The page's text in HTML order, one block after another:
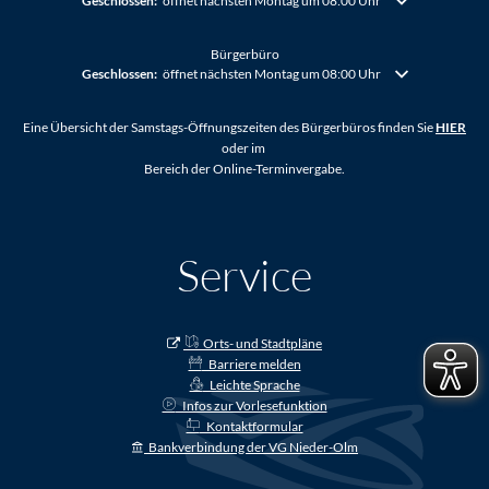
Bürgerbüro
Klicken, um weitere Öffnungs- oder Schließzeiten auszublenden
Geschlossen: öffnet nächsten Montag um 08:00 Uhr
Eine Übersicht der Samstags-Öffnungszeiten des Bürgerbüros finden SieHIER
oder im
Bereich der Online-Terminvergabe.
Service
Orts- und Stadtpläne
Barriere melden
Leichte Sprache
Infos zur Vorlesefunktion
Kontaktformular
Bankverbindung der VG Nieder-Olm